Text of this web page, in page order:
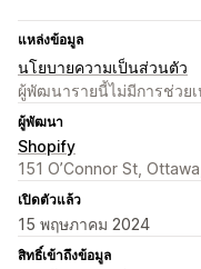
แหล่งข้อมูล
นโยบายความเป็นส่วนตัว
ผู้พัฒนารายนี้ไม่มีการช่วย
ผู้พัฒนา
Shopify
151 O’Connor St,
เปิดตัวแล้ว
15 พฤษภาคม 2024
สิทธิ์เข้าถึงข้อมูล